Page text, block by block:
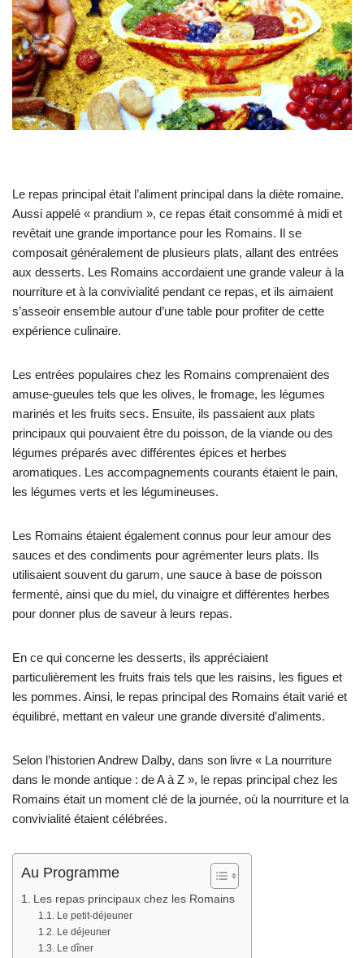
Le repas principal était l’aliment principal dans la diète romaine.
Aussi appelé « prandium », ce repas était consommé à midi et
revêtait une grande importance pour les Romains. Il se
composait généralement de plusieurs plats, allant des entrées
aux desserts. Les Romains accordaient une grande valeur à la
nourriture et à la convivialité pendant ce repas, et ils aimaient
s’asseoir ensemble autour d’une table pour profiter de cette
expérience culinaire.
Les entrées populaires chez les Romains comprenaient des
amuse-gueules tels que les olives, le fromage, les légumes
marinés et les fruits secs. Ensuite, ils passaient aux plats
principaux qui pouvaient être du poisson, de la viande ou des
légumes préparés avec différentes épices et herbes
aromatiques. Les accompagnements courants étaient le pain,
les légumes verts et les légumineuses.
Les Romains étaient également connus pour leur amour des
sauces et des condiments pour agrémenter leurs plats. Ils
utilisaient souvent du garum, une sauce à base de poisson
fermenté, ainsi que du miel, du vinaigre et différentes herbes
pour donner plus de saveur à leurs repas.
En ce qui concerne les desserts, ils appréciaient
particulièrement les fruits frais tels que les raisins, les figues et
les pommes. Ainsi, le repas principal des Romains était varié et
équilibré, mettant en valeur une grande diversité d’aliments.
Selon l’historien Andrew Dalby, dans son livre « La nourriture
dans le monde antique : de A à Z », le repas principal chez les
Romains était un moment clé de la journée, où la nourriture et la
convivialité étaient célébrées.
Au Programme
Les repas principaux chez les Romains
Le petit-déjeuner
Le déjeuner
Le dîner